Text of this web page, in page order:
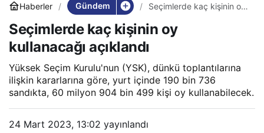
Haberler Gündem
Seçimlerde kaç kişinin oy
Seçimlerde kaç kişinin oy
kullanacağı açıklandı
Yüksek Seçim Kurulu'nun (YSK), dünkü toplantılarına
ilişkin kararlarına göre, yurt içinde 190 bin 736
sandıkta, 60 milyon 904 bin 499 kişi oy kullanabilecek.
24 Mart 2023, 13:02 yayınlandı